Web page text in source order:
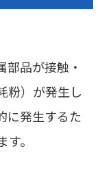
部品が接触・
粉）が発生し
に発生するた
。